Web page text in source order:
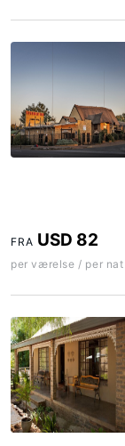
FRA USD 82
per værelse / per nat